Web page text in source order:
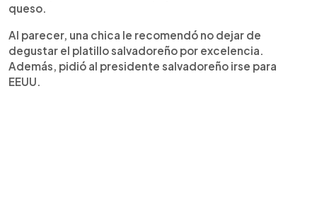
queso.
Al parecer, una chica le recomendó no dejar de
degustar el platillo salvadoreño por excelencia.
Además, pidió al presidente salvadoreño irse para
EEUU.